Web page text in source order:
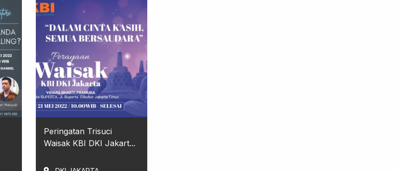
Peringatan Trisuci
Waisak KBI DKI Jakart...